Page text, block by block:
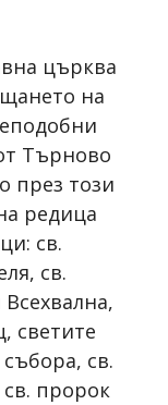
църква
на
Търново
през този
редица
св.
св.
светите
св.
пророк